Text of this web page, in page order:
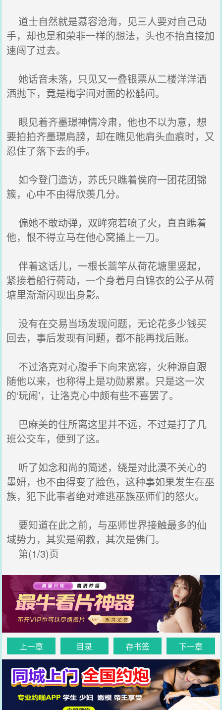
道士自然就是慕容沧海，见三人要对自己动
手，却也是和荣非一样的想法，头也不抬直接加
速闯了过去。
她话音未落，只见又一叠银票从二楼洋洋洒
洒抛下，竟是梅字间对面的松鹤间。
眼见着齐墨璟神情冷肃，他也不以为意，想
要拍拍齐墨璟肩膀，却在瞧见他肩头血痕时，又
忍住了落下去的手。
如今登门造访，苏氏只瞧着侯府一团花团锦
簇，心中不由得欣羡几分。
偏她不敢动弹，双眸宛若喷了火，直直瞧着
他，恨不得立马在他心窝捅上一刀。
伴着这话儿，一根长蒿竿从荷花塘里竖起，
紧接着船行荷动，一个身着月白锦衣的公子从荷
塘里渐渐闪现出身影。
没有在交易当场发现问题，无论花多少钱买
回去，事后发现有问题，都不能再找后账。
不过洛克对心腹手下向来宽容，火种源自跟
随他以来，也称得上是功勋累累。只是这一次
的‘玩闹’，让洛克心中颇有些不喜罢了。
巴麻美的住所离这里并不远，不过是打了几
班公交车，便到了这。
听了如念和尚的简述，绕是对此漠不关心的
墨妍，也不由得变了脸色，这种事如果发生在巫
族，犯下此事者绝对难逃巫族巫师们的怒火。
要知道在此之前，与巫师世界接触最多的仙
域势力，其实是阐教，其次是佛门。
第(1/3)页
上一章 目录 存书签 下一章